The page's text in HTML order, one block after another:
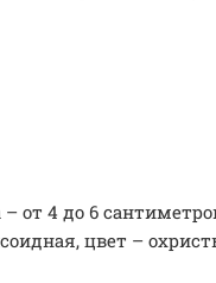
от 4 до 6
цвет –